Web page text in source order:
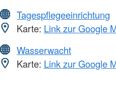
Tagespflegeeinrichtung
Karte: Link zur Google
Wasserwacht
Karte: Link zur Google